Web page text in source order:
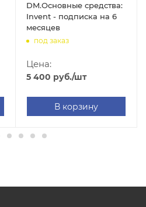
DM.Основные средства:
Invent - подписка на 6
месяцев
под заказ
Цена:
5 400 руб./шт
В корзину